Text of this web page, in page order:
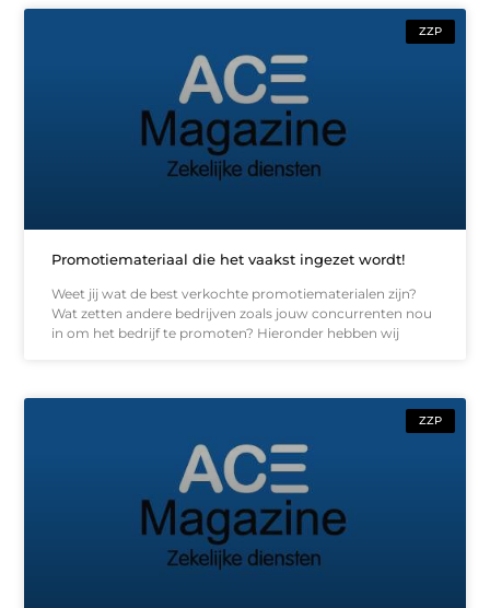
ZZP
Promotiemateriaal die het vaakst ingezet wordt!
Weet jij wat de best verkochte promotiematerialen zijn?
Wat zetten andere bedrijven zoals jouw concurrenten nou
in om het bedrijf te promoten? Hieronder hebben wij
ZZP